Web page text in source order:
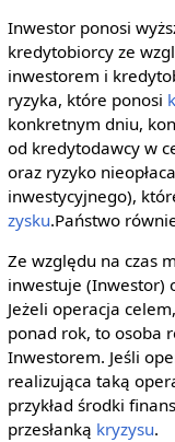
Inwestor ponosi
kredytobiorcy ze
inwestorem i
ryzyka, które ponosi
konkretnym dniu,
od kredytodawcy w
oraz ryzyko
inwestycyjnego),
zysku.Państwo
Ze względu na czas
inwestuje (Inwestor)
Jeżeli operacja
ponad rok, to osoba
Inwestorem. Jeśli
realizująca taką
przykład środki
przesłanką kryzysu.